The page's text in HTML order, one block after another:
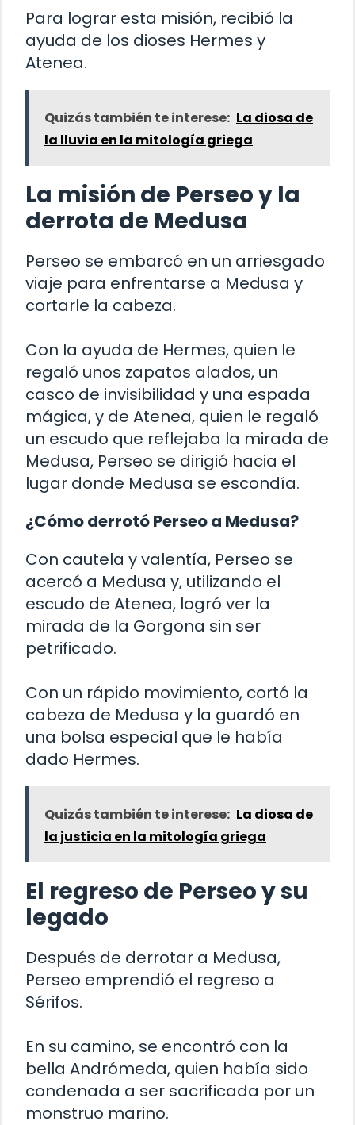
Para lograr esta misión, recibió la
ayuda de los dioses Hermes y
Atenea.
Quizás también te interese: La diosa de
la lluvia en la mitología griega
La misión de Perseo y la
derrota de Medusa
Perseo se embarcó en un arriesgado
viaje para enfrentarse a Medusa y
cortarle la cabeza.
Con la ayuda de Hermes, quien le
regaló unos zapatos alados, un
casco de invisibilidad y una espada
mágica, y de Atenea, quien le regaló
un escudo que reflejaba la mirada de
Medusa, Perseo se dirigió hacia el
lugar donde Medusa se escondía.
¿Cómo derrotó Perseo a Medusa?
Con cautela y valentía, Perseo se
acercó a Medusa y, utilizando el
escudo de Atenea, logró ver la
mirada de la Gorgona sin ser
petrificado.
Con un rápido movimiento, cortó la
cabeza de Medusa y la guardó en
una bolsa especial que le había
dado Hermes.
Quizás también te interese: La diosa de
la justicia en la mitología griega
El regreso de Perseo y su
legado
Después de derrotar a Medusa,
Perseo emprendió el regreso a
Sérifos.
En su camino, se encontró con la
bella Andrómeda, quien había sido
condenada a ser sacrificada por un
monstruo marino.